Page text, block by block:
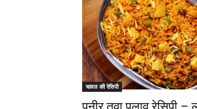
चावल की रेसिपी